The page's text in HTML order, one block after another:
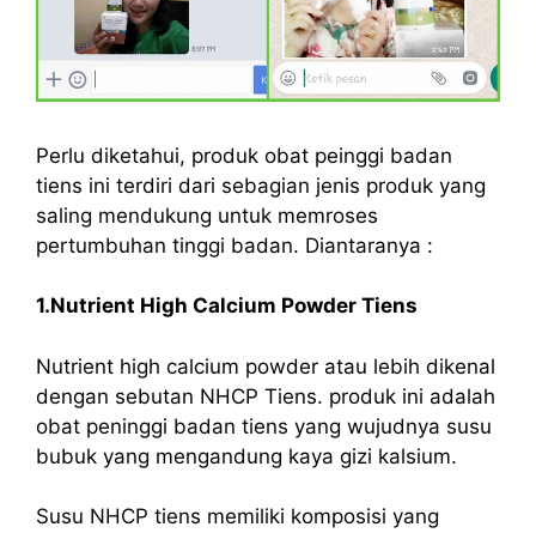
Perlu diketahui, produk obat peinggi badan
tiens ini terdiri dari sebagian jenis produk yang
saling mendukung untuk memroses
pertumbuhan tinggi badan. Diantaranya :
1.Nutrient High Calcium Powder Tiens
Nutrient high calcium powder atau lebih dikenal
dengan sebutan NHCP Tiens. produk ini adalah
obat peninggi badan tiens yang wujudnya susu
bubuk yang mengandung kaya gizi kalsium.
Susu NHCP tiens memiliki komposisi yang